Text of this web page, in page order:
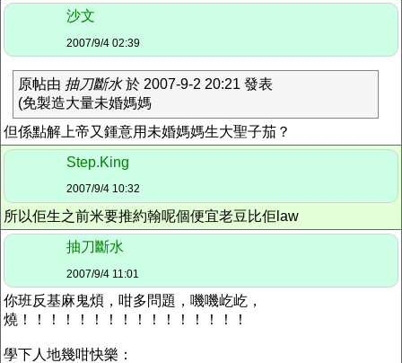
沙文
2007/9/4 02:39
原帖由 抽刀斷水於 2007-9-2 20:21 發表
(免製造大量未婚媽媽
但係點解上帝又鍾意用未婚媽媽生大聖子茄？
Step.King
2007/9/4 10:32
所以佢生之前米要推約翰呢個便宜老豆比佢law
抽刀斷水
2007/9/4 11:01
你班反基麻鬼煩，咁多問題，嘰嘰屹屹，
燒！！！！！！！！！！！！！！！！
學下人地幾咁快樂：